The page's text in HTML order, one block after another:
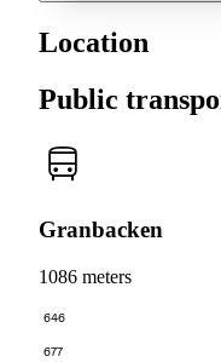
Location
Public
Granbacken
1086 meters
646
677